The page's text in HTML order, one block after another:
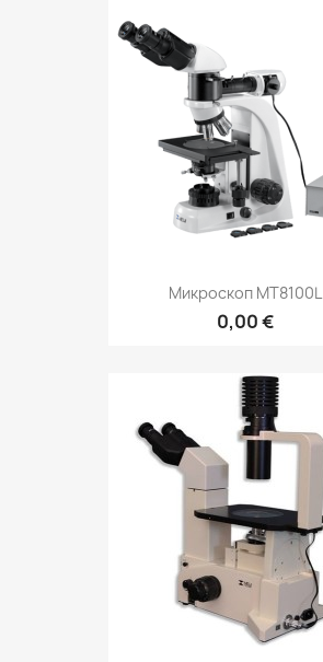
Микроскоп MT8100L
0,00 €